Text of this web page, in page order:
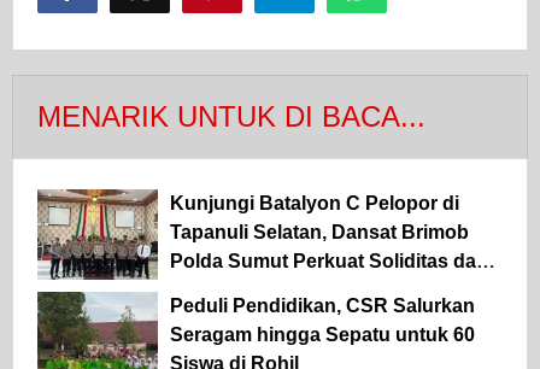
MENARIK UNTUK DI BACA...
Kunjungi Batalyon C Pelopor di
Tapanuli Selatan, Dansat Brimob
Polda Sumut Perkuat Soliditas dan
Peduli Pendidikan, CSR Salurkan
Seragam hingga Sepatu untuk 60
Siswa di Rohil